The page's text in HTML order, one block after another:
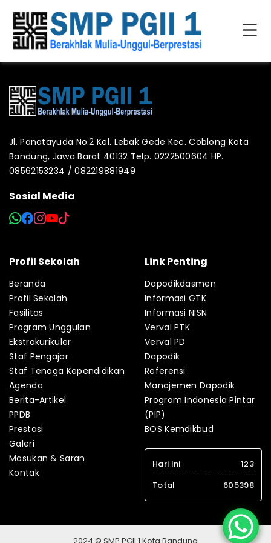
Jl. Panatayuda No.2 Kel. Lebak Gede Kec. Coblong Kota
Bandung, Jawa Barat 40132 Telp. 0222500604 HP.
08562153234 / 082219881949
Sosial Media
Profil Sekolah
Beranda
Profil Sekolah
Fasilitas
Program Unggulan
Ekstrakurikuler
Staf Pengajar
Staf Tenaga Kependidikan
Agenda
Berita-Artikel
PPDB
Prestasi
Galeri
Masukan & Saran
Kontak
Link Penting
Dapodikdasmen
Informasi GTK
Informasi NISN
Verval PTK
Verval PD
Dapodik
Referensi
Manajemen Dapodik
Program Indonesia Pintar
(PIP)
BOS Kemdikbud
Hari Ini
123
Total
605398